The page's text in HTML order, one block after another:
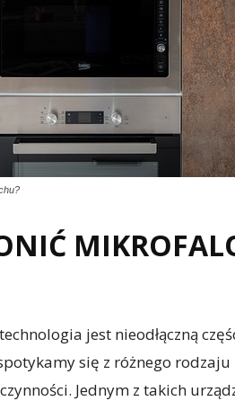
jest nieodłączną
się z różnego
Jednym z takich